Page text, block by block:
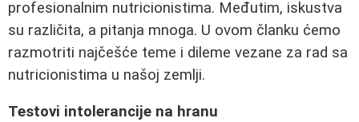
profesionalnim nutricionistima. Međutim, iskustva
su različita, a pitanja mnoga. U ovom članku ćemo
razmotriti najčešće teme i dileme vezane za rad sa
nutricionistima u našoj zemlji.
Testovi intolerancije na hranu